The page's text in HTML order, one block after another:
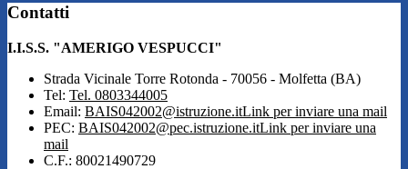
Contatti
I.I.S.S. "AMERIGO VESPUCCI"
Strada Vicinale Torre Rotonda - 70056 - Molfetta (BA)
Tel: Tel. 0803344005
Email: BAIS042002@istruzione.itLink per inviare una mail
PEC: BAIS042002@pec.istruzione.itLink per inviare una
mail
C.F.: 80021490729